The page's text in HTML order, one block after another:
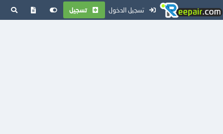
تسجيل الدخول تسجيل